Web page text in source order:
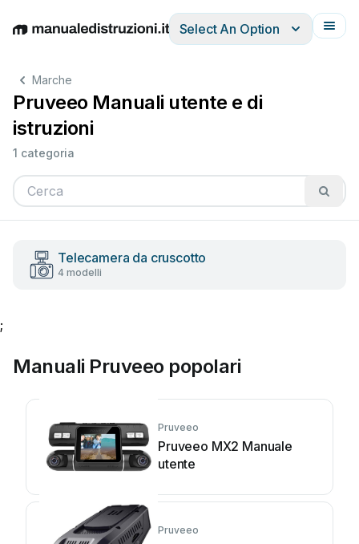
EnglishDeutschEspañolItalianoFrançais
Select An Option
Marche
Pruveeo Manuali utente e di
istruzioni
1 categoria
Telecamera da cruscotto
4 modelli
;
Manuali Pruveeo popolari
Pruveeo
Pruveeo MX2 Manuale
utente
Pruveeo